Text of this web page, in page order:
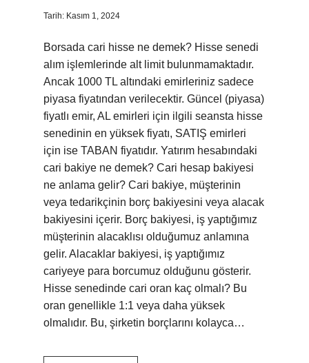
Tarih: Kasım 1, 2024
Borsada cari hisse ne demek? Hisse senedi
alım işlemlerinde alt limit bulunmamaktadır.
Ancak 1000 TL altındaki emirleriniz sadece
piyasa fiyatından verilecektir. Güncel (piyasa)
fiyatlı emir, AL emirleri için ilgili seansta hisse
senedinin en yüksek fiyatı, SATIŞ emirleri
için ise TABAN fiyatıdır. Yatırım hesabındaki
cari bakiye ne demek? Cari hesap bakiyesi
ne anlama gelir? Cari bakiye, müşterinin
veya tedarikçinin borç bakiyesini veya alacak
bakiyesini içerir. Borç bakiyesi, iş yaptığımız
müşterinin alacaklısı olduğumuz anlamına
gelir. Alacaklar bakiyesi, iş yaptığımız
cariyeye para borcumuz olduğunu gösterir.
Hisse senedinde cari oran kaç olmalı? Bu
oran genellikle 1:1 veya daha yüksek
olmalıdır. Bu, şirketin borçlarını kolayca…